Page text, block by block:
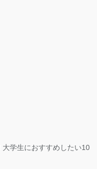
学生におすすめしたい10